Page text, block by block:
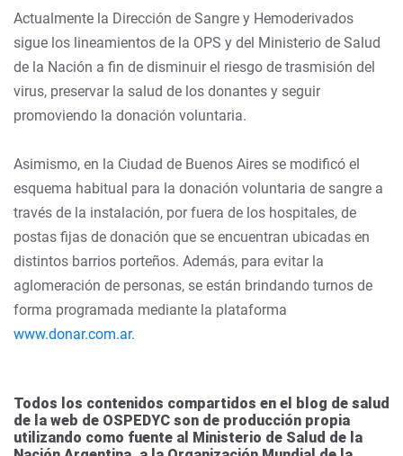
Actualmente la Dirección de Sangre y Hemoderivados
sigue los lineamientos de la OPS y del Ministerio de Salud
de la Nación a fin de disminuir el riesgo de trasmisión del
virus, preservar la salud de los donantes y seguir
promoviendo la donación voluntaria.
Asimismo, en la Ciudad de Buenos Aires se modificó el
esquema habitual para la donación voluntaria de sangre a
través de la instalación, por fuera de los hospitales, de
postas fijas de donación que se encuentran ubicadas en
distintos barrios porteños. Además, para evitar la
aglomeración de personas, se están brindando turnos de
forma programada mediante la plataforma
www.donar.com.ar.
Todos los contenidos compartidos en el blog de salud
de la web de OSPEDYC son de producción propia
utilizando como fuente al Ministerio de Salud de la